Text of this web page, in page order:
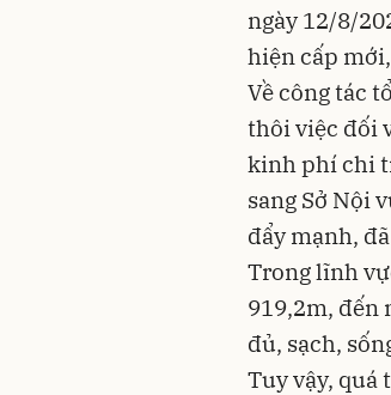
ngày 12/8/
hiện cấp
Về công tác
thôi việc đối
kinh phí chi
sang Sở Nội
đẩy mạnh,
Trong lĩnh
919,2m, đến
đủ, sạch,
Tuy vậy,